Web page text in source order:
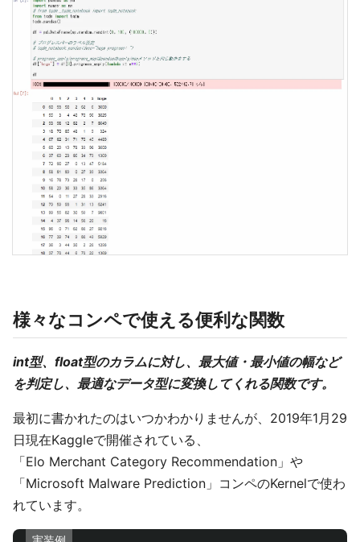
様々なコンペで使える便利な関数
int型、float型のカラムに対し、最大値・最小値の幅など
を判定し、最適なデータ型に変換してくれる関数です。
最初に書かれたのはいつかわかりませんが、2019年1月29
日現在Kaggleで開催されている、
「Elo Merchant Category Recommendation」や
「Microsoft Malware Prediction」コンペのKernelで使わ
れています。